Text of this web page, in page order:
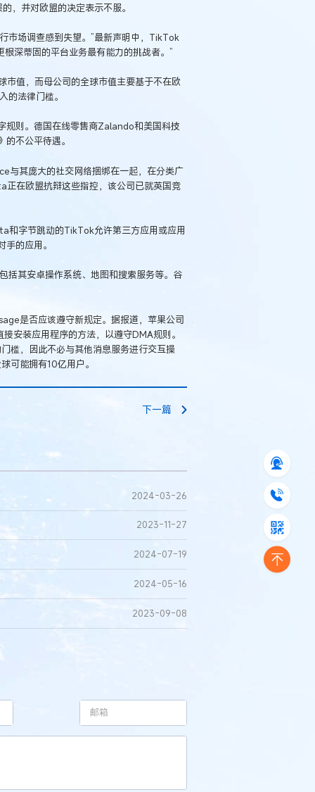
，并对欧盟的决定表示不服。
市场调查感到失望。”最新声明中，TikTok
根深蒂固的平台业务最有能力的挑战者。”
市值，而母公司的全球市值主要基于不在欧
的法律门槛。
规则。德国在线零售商Zalando和美国科技
不公平待遇。
其庞大的社交网络捆绑在一起，在分类广
在欧盟抗辩这些指控，该公司已就英国竞
和字节跳动的TikTok允许第三方应用或应用
的应用。
括其安卓操作系统、地图和搜索服务等。谷
是否应该遵守新规定。据报道，苹果公司
安装应用程序的方法，以遵守DMA规则。
槛，因此不必与其他消息服务进行交互操
可能拥有10亿用户。
下一篇
2024-03-26
2023-11-27
2024-07-19
2024-05-16
2023-09-08